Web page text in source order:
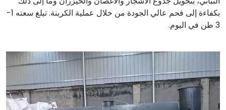
بكفاءة إلى فحم عالي الجودة من خلال عملية الكربنة. تبلغ سعته 1-
3 طن في اليوم.